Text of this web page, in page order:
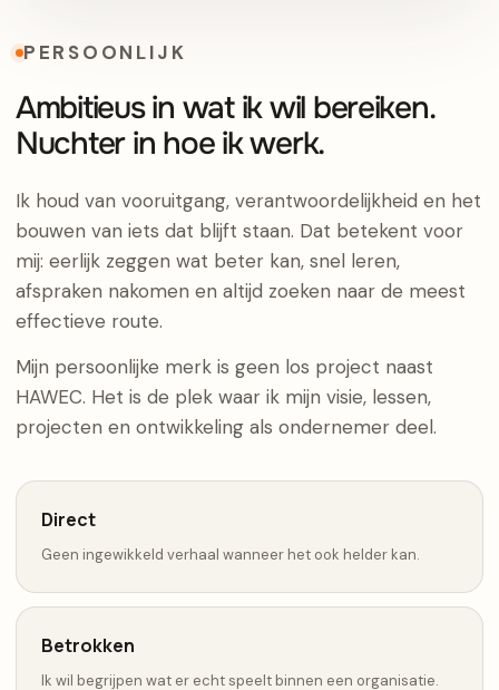
PERSOONLIJK
Ambitieus in wat ik wil bereiken.
Nuchter in hoe ik werk.
Ik houd van vooruitgang, verantwoordelijkheid en het
bouwen van iets dat blijft staan. Dat betekent voor
mij: eerlijk zeggen wat beter kan, snel leren,
afspraken nakomen en altijd zoeken naar de meest
effectieve route.
Mijn persoonlijke merk is geen los project naast
HAWEC. Het is de plek waar ik mijn visie, lessen,
projecten en ontwikkeling als ondernemer deel.
Direct
Geen ingewikkeld verhaal wanneer het ook helder kan.
Betrokken
Ik wil begrijpen wat er echt speelt binnen een organisatie.